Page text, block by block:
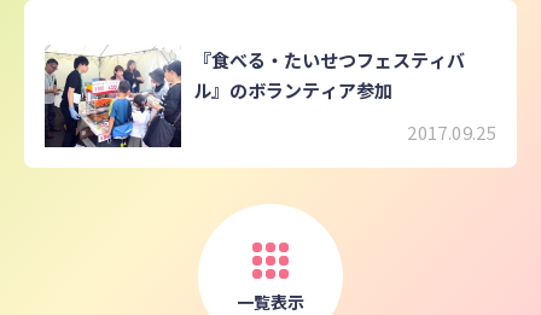
『食べる・たいせつフェスティバ
ル』のボランティア参加
2017.09.25
一覧表示